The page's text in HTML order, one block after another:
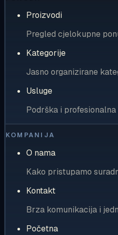
Proizvodi
Pregled cjelokupne
Kategorije
Jasno organizirane
Usluge
Podrška i
KOMPANIJA
O nama
Kako pristupamo
Kontakt
Brza komunikacija i
Početna